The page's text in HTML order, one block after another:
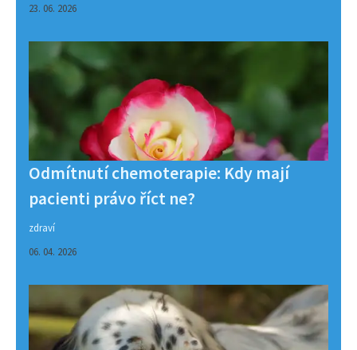
23. 06. 2026
Odmítnutí chemoterapie: Kdy mají
pacienti právo říct ne?
zdraví
06. 04. 2026